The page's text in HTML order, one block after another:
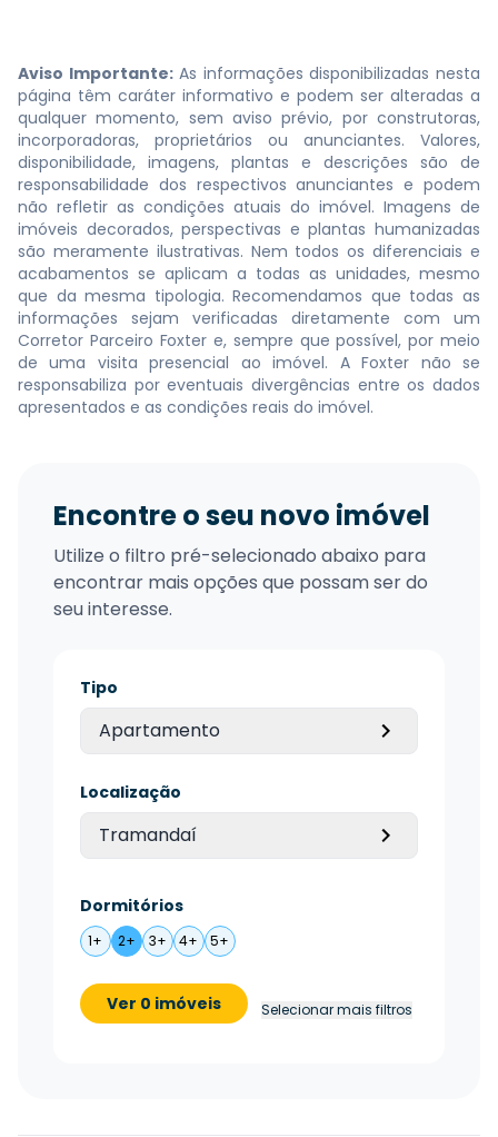
Aviso Importante:As informações disponibilizadas nesta
página têm caráter informativo e podem ser alteradas a
qualquer momento, sem aviso prévio, por construtoras,
incorporadoras, proprietários ou anunciantes. Valores,
disponibilidade, imagens, plantas e descrições são de
responsabilidade dos respectivos anunciantes e podem
não refletir as condições atuais do imóvel. Imagens de
imóveis decorados, perspectivas e plantas humanizadas
são meramente ilustrativas. Nem todos os diferenciais e
acabamentos se aplicam a todas as unidades, mesmo
que da mesma tipologia. Recomendamos que todas as
informações sejam verificadas diretamente com um
Corretor Parceiro Foxter e, sempre que possível, por meio
de uma visita presencial ao imóvel. A Foxter não se
responsabiliza por eventuais divergências entre os dados
apresentados e as condições reais do imóvel.
Encontre o seu novo imóvel
Utilize o filtro pré-selecionado abaixo para
encontrar mais opções que possam ser do
seu interesse.
Tipo
Apartamento
Localização
Tramandaí
Dormitórios
1+ 2+ 3+ 4+ 5+
Ver 0 imóveis Selecionar mais filtros